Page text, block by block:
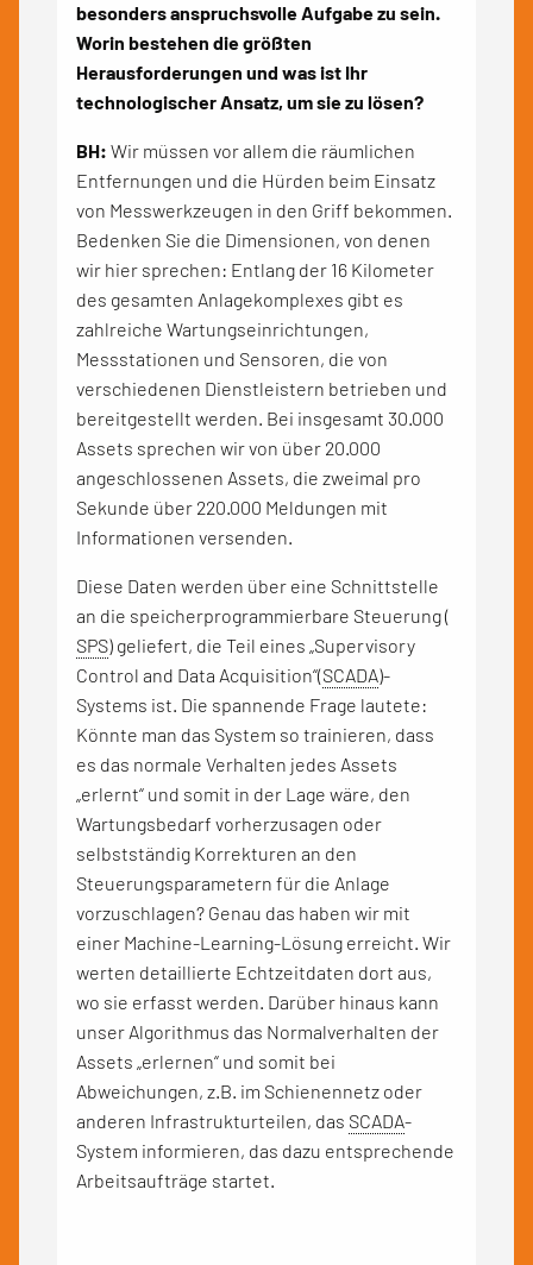
besonders anspruchsvolle Aufgabe zu sein.
Worin bestehen die größten
Herausforderungen und was ist Ihr
technologischer Ansatz, um sie zu lösen?
BH: Wir müssen vor allem die räumlichen
Entfernungen und die Hürden beim Einsatz
von Messwerkzeugen in den Griff bekommen.
Bedenken Sie die Dimensionen, von denen
wir hier sprechen: Entlang der 16 Kilometer
des gesamten Anlagekomplexes gibt es
zahlreiche Wartungseinrichtungen,
Messstationen und Sensoren, die von
verschiedenen Dienstleistern betrieben und
bereitgestellt werden. Bei insgesamt 30.000
Assets sprechen wir von über 20.000
angeschlossenen Assets, die zweimal pro
Sekunde über 220.000 Meldungen mit
Informationen versenden.
Diese Daten werden über eine Schnittstelle
an die speicherprogrammierbare Steuerung (
SPS) geliefert, die Teil eines „Supervisory
Control and Data Acquisition“(SCADA)-
Systems ist. Die spannende Frage lautete:
Könnte man das System so trainieren, dass
es das normale Verhalten jedes Assets
„erlernt“ und somit in der Lage wäre, den
Wartungsbedarf vorherzusagen oder
selbstständig Korrekturen an den
Steuerungsparametern für die Anlage
vorzuschlagen? Genau das haben wir mit
einer Machine-Learning-Lösung erreicht. Wir
werten detaillierte Echtzeitdaten dort aus,
wo sie erfasst werden. Darüber hinaus kann
unser Algorithmus das Normalverhalten der
Assets „erlernen“ und somit bei
Abweichungen, z.B. im Schienennetz oder
anderen Infrastrukturteilen, das SCADA-
System informieren, das dazu entsprechende
Arbeitsaufträge startet.